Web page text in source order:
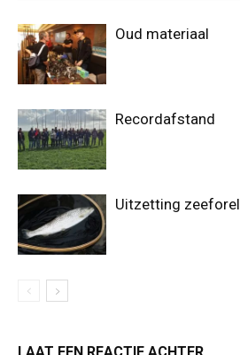
Oud materiaal
Recordafstand
Uitzetting zeeforel
LAAT EEN REACTIE ACHTER